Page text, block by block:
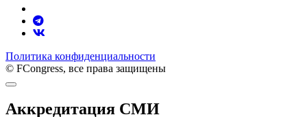
Политика конфиденциальности
© FCongress, все права защищены
Аккредитация СМИ